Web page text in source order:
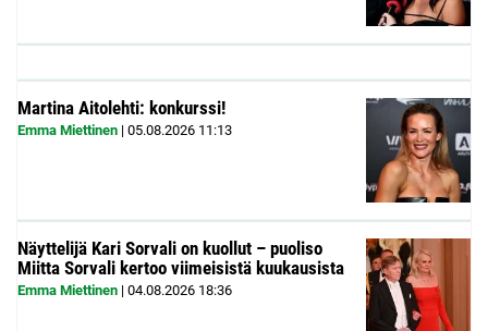
Martina Aitolehti: konkurssi!
Emma Miettinen | 05.08.2026 11:13
Näyttelijä Kari Sorvali on kuollut – puoliso
Miitta Sorvali kertoo viimeisistä kuukausista
Emma Miettinen | 04.08.2026 18:36